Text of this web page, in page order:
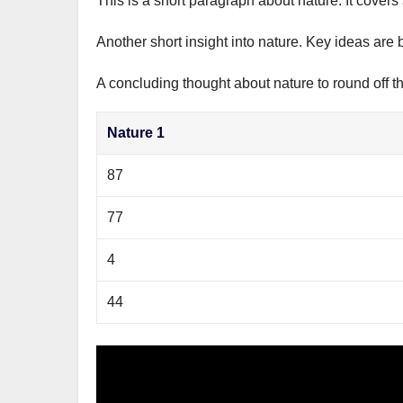
Another short insight into nature. Key ideas are
A concluding thought about nature to round off
Nature 1
87
77
4
44